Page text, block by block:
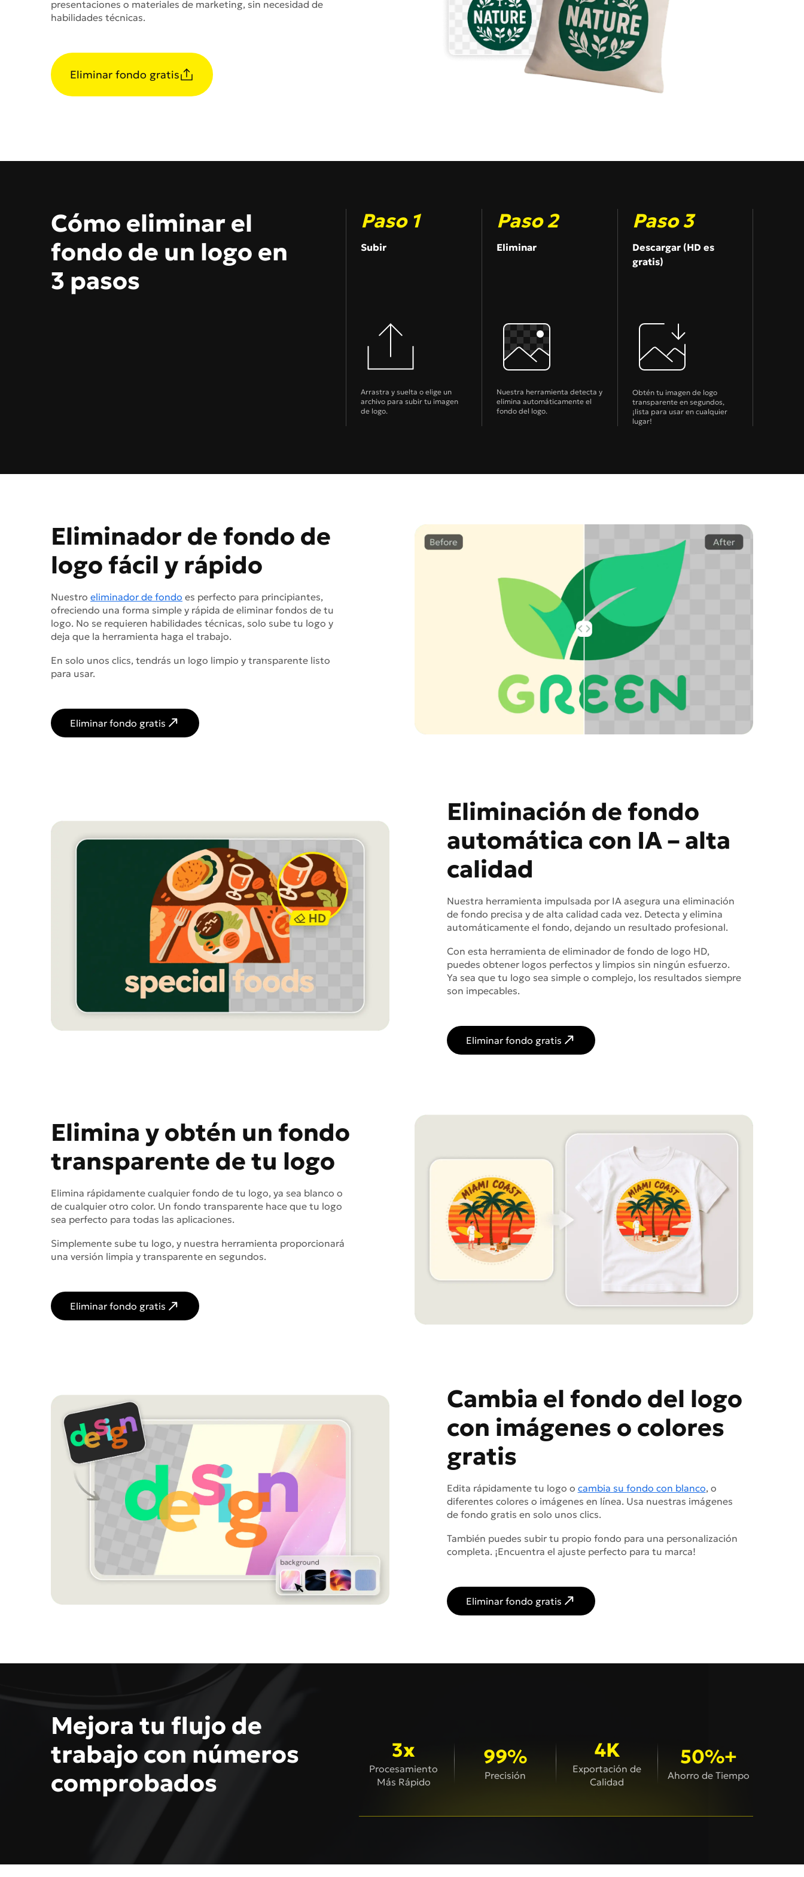
presentaciones o materiales de marketing, sin necesidad de
habilidades técnicas.
Eliminar fondo gratis
Cómo eliminar el
fondo de un logo en
3 pasos
Paso 1
Subir
Arrastra y suelta o elige un
archivo para subir tu imagen
de logo.
Paso 2
Eliminar
Nuestra herramienta detecta y
elimina automáticamente el
fondo del logo.
Paso 3
Descargar (HD es
gratis)
Obtén tu imagen de logo
transparente en segundos,
¡lista para usar en cualquier
lugar!
Eliminador de fondo de
logo fácil y rápido
Nuestro eliminador de fondo es perfecto para principiantes,
ofreciendo una forma simple y rápida de eliminar fondos de tu
logo. No se requieren habilidades técnicas, solo sube tu logo y
deja que la herramienta haga el trabajo.
En solo unos clics, tendrás un logo limpio y transparente listo
para usar.
Eliminar fondo gratis
Eliminación de fondo
automática con IA – alta
calidad
Nuestra herramienta impulsada por IA asegura una eliminación
de fondo precisa y de alta calidad cada vez. Detecta y elimina
automáticamente el fondo, dejando un resultado profesional.
Con esta herramienta de eliminador de fondo de logo HD,
puedes obtener logos perfectos y limpios sin ningún esfuerzo.
Ya sea que tu logo sea simple o complejo, los resultados siempre
son impecables.
Eliminar fondo gratis
Elimina y obtén un fondo
transparente de tu logo
Elimina rápidamente cualquier fondo de tu logo, ya sea blanco o
de cualquier otro color. Un fondo transparente hace que tu logo
sea perfecto para todas las aplicaciones.
Simplemente sube tu logo, y nuestra herramienta proporcionará
una versión limpia y transparente en segundos.
Eliminar fondo gratis
Cambia el fondo del logo
con imágenes o colores
gratis
Edita rápidamente tu logo o cambia su fondo con blanco, o
diferentes colores o imágenes en línea. Usa nuestras imágenes
de fondo gratis en solo unos clics.
También puedes subir tu propio fondo para una personalización
completa. ¡Encuentra el ajuste perfecto para tu marca!
Eliminar fondo gratis
Mejora tu flujo de
trabajo con números
comprobados
3x
Procesamiento
Más Rápido
99%
Precisión
4K
Exportación de
Calidad
50%+
Ahorro de Tiempo